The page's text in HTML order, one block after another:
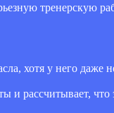
тренерскую
хотя у него
и рассчитывает,